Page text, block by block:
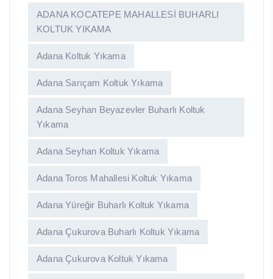
ADANA KOCATEPE MAHALLESİ BUHARLI
KOLTUK YIKAMA
Adana Koltuk Yıkama
Adana Sarıçam Koltuk Yıkama
Adana Seyhan Beyazevler Buharlı Koltuk
Yıkama
Adana Seyhan Koltuk Yıkama
Adana Toros Mahallesi Koltuk Yıkama
Adana Yüreğir Buharlı Koltuk Yıkama
Adana Çukurova Buharlı Koltuk Yıkama
Adana Çukurova Koltuk Yıkama